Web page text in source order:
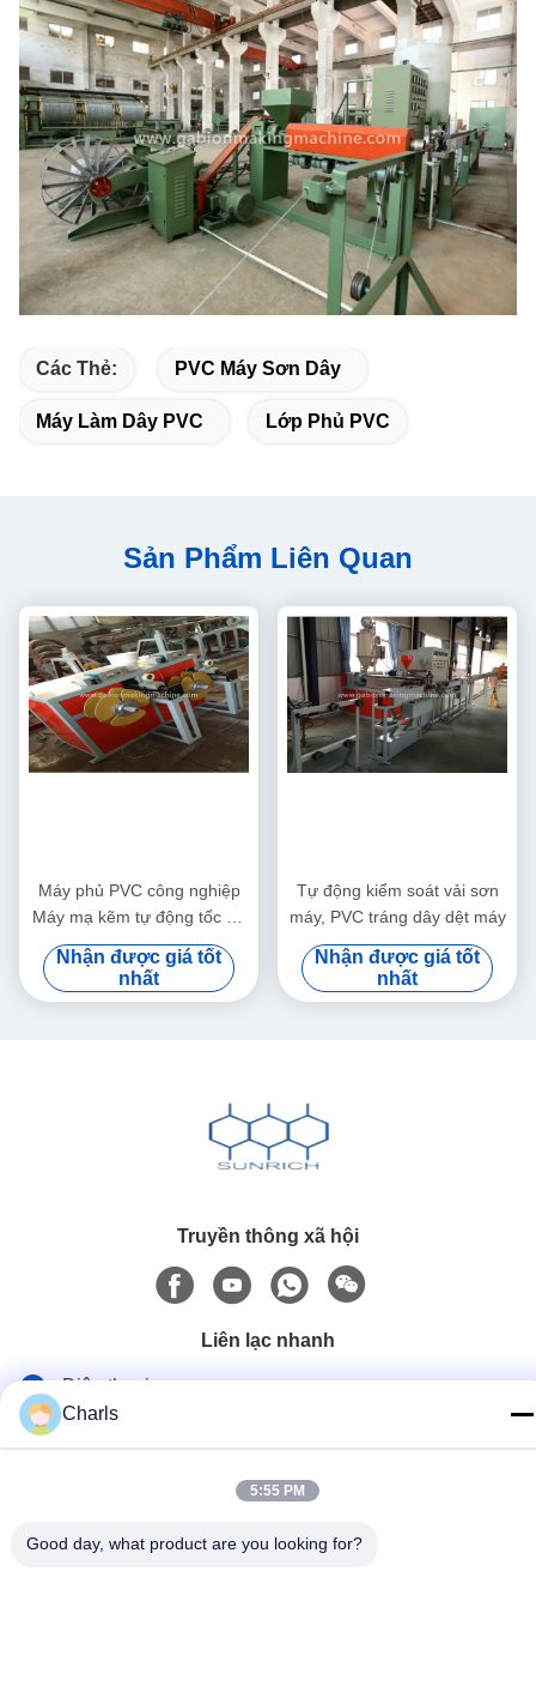
Các Thẻ: PVC Máy Sơn Dây
Máy Làm Dây PVC Lớp Phủ PVC
Sản Phẩm Liên Quan
Máy phủ PVC công nghiệp
Máy mạ kẽm tự động tốc độ
cao với quạt làm mát
Nhận được giá tốt
nhất
Tự động kiểm soát vải sơn
máy, PVC tráng dây dệt máy
Nhận được giá tốt
nhất
Truyền thông xã hội
Liên lạc nhanh
Điện thoại
86--15961532055
Charls@gabionmachinery.com
Địa chỉ
Charls
5:55 PM
Good day, what product are you looking for?